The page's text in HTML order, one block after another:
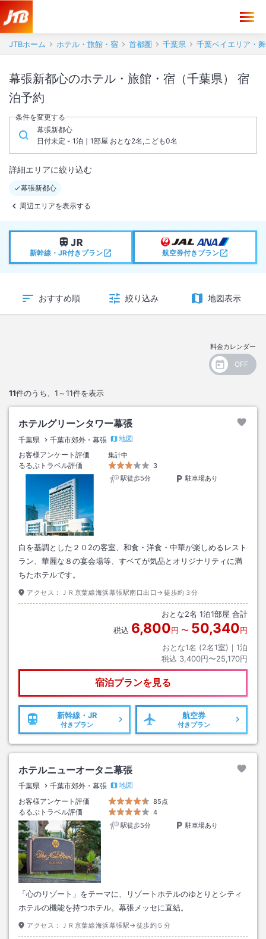
JTBホーム ホテル・旅館・宿 首都圏 千葉県 千葉ベイエリア・
幕張新都心のホテル・旅館・宿（千葉県） 宿
泊予約
条件を変更する
幕張新都心
日付未定 - 1泊｜1部屋 おとな2名,こども0名
詳細エリアに絞り込む
幕張新都心
周辺エリアを表示する
新幹線・JR付きプラン 航空券付きプラン
おすすめ順 絞り込み 地図表示
料金カレンダー
11件のうち、 1～11件を表示
ホテルグリーンタワー幕張
千葉県 千葉市郊外・幕張
地図
お客様アンケート評価
集計中
るるぶトラベル評価
3
駅徒歩5分
駐車場あり
白を基調とした２０2の客室、和食・洋食・中華が楽しめるレスト
ラン、華麗な８の宴会場等、すベてが気品とオリジナリティに満
ちたホテルです。
アクセス： ＪＲ京葉線海浜幕張駅南口出口→徒歩約３分
おとな2名 1泊1部屋 合計
税込 6,800円 〜 50,340円
おとな1名 (2名1室)｜ 1泊
税込 3,400円〜25,170円
宿泊プランを見る
新幹線・JR
付きプラン
航空券
付きプラン
ホテルニューオータニ幕張
千葉県 千葉市郊外・幕張
地図
お客様アンケート評価
85点
るるぶトラベル評価
4
駅徒歩5分
駐車場あり
「心のリゾート」をテーマに、リゾートホテルのゆとりとシティ
ホテルの機能を持つホテル。幕張メッセに直結。
アクセス： ＪＲ京葉線海浜幕張駅→徒歩約５分